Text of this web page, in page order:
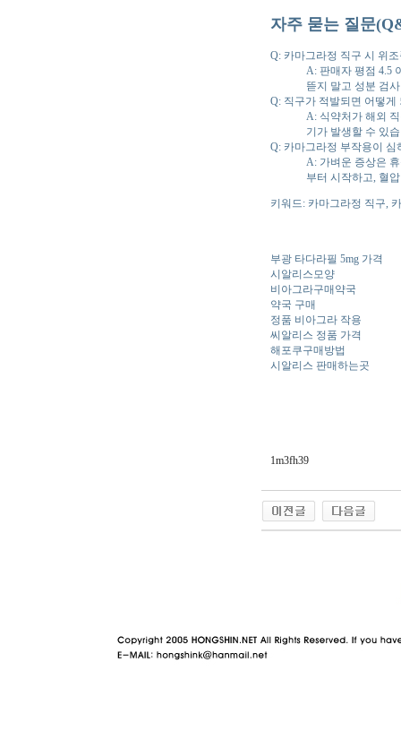
자주 묻는 질문
Q: 카마그라정 직구 시 위
A: 판매자 평점 4.5
뜯지 말고 성분 검
Q: 직구가 적발되면 어떻게
A: 식약처가 해외
기가 발생할 수 있
Q: 카마그라정 부작용이 심
A: 가벼운 증상은
부터 시작하고, 혈
키워드: 카마그라정 직구,
부광 타다라필 5mg 가격
시알리스모양
비아그라구매약국
약국 구매
정품 비아그라 작용
씨알리스 정품 가격
해포쿠구매방법
시알리스 판매하는곳
1m3fh39